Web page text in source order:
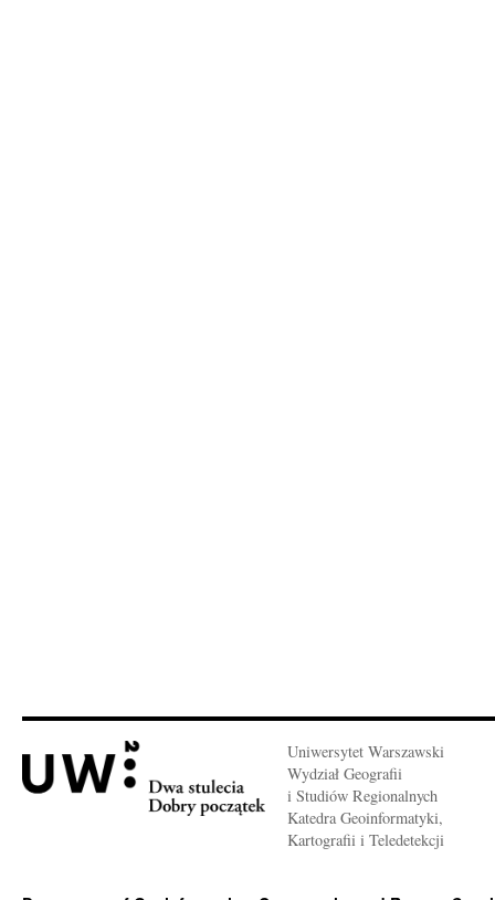
Uniwersytet Warszawski
Wydział Geografii
i Studiów Regionalnych
Katedra Geoinformatyki,
Kartografii i Teledetekcji